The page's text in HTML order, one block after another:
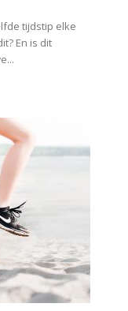
tijdstip elke
En is dit